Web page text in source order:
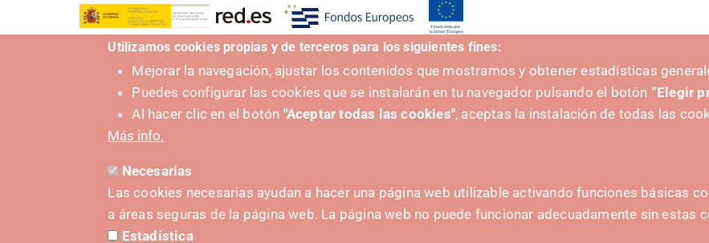
Categoría Evento
Utilizamos cookies propias y de terceros para los siguientes fines:
Mejorar la navegación, ajustar los contenidos que mostramos y obtener estadísticas
Puedes configurar las cookies que se instalarán en tu navegador pulsando el botón “Elegir
Al hacer clic en el botón "Aceptar todas las cookies", aceptas la instalación de todas las
Más info.
Necesarias
Las cookies necesarias ayudan a hacer una página web utilizable activando funciones básicas
a áreas seguras de la página web. La página web no puede funcionar adecuadamente sin estas
Estadística